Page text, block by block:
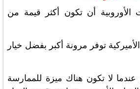
الأوروبية أن تكون أكثر قيمة من
توفر مرونة أكبر بفضل خيار
لا تكون هناك ميزة للممارسة